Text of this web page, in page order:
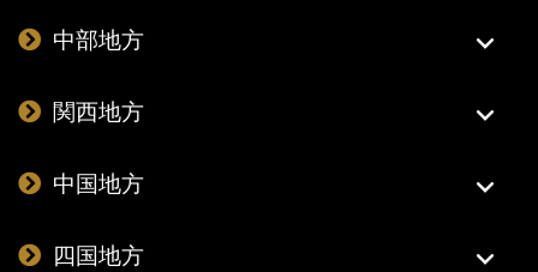
中部地方
関西地方
中国地方
四国地方